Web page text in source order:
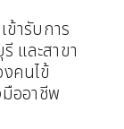
ข้ารับการ
และสาขา
คนไข้
ออาชีพ